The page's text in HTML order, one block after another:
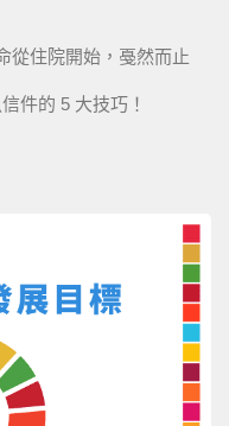
從住院開始，戞然而止
件的 5 大技巧！